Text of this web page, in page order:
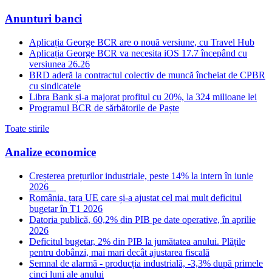
Anunturi banci
Aplicația George BCR are o nouă versiune, cu Travel Hub
Aplicația George BCR va necesita iOS 17.7 începând cu
versiunea 26.26
BRD aderă la contractul colectiv de muncă încheiat de CPBR
cu sindicatele
Libra Bank și-a majorat profitul cu 20%, la 324 milioane lei
Programul BCR de sărbătorile de Paște
Toate stirile
Analize economice
Creșterea prețurilor industriale, peste 14% la intern în iunie
2026
România, țara UE care și-a ajustat cel mai mult deficitul
bugetar în T1 2026
Datoria publică, 60,2% din PIB pe date operative, în aprilie
2026
Deficitul bugetar, 2% din PIB la jumătatea anului. Plățile
pentru dobânzi, mai mari decât ajustarea fiscală
Semnal de alarmă - producția industrială, -3,3% după primele
cinci luni ale anului